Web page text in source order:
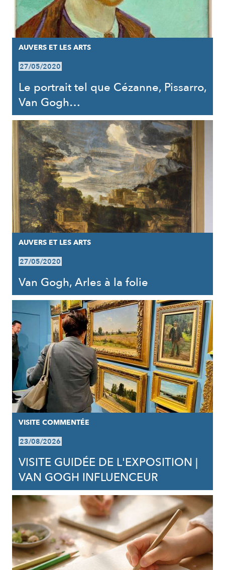
AUVERS ET LES ARTS
27/05/2020
Le portrait tel que Cézanne, Pissarro,
Van Gogh…
AUVERS ET LES ARTS
27/05/2020
Van Gogh, Arles à la folie
VISITE COMMENTÉE
23/08/2026
VISITE GUIDÉE DE L'EXPOSITION |
VAN GOGH INFLUENCEUR